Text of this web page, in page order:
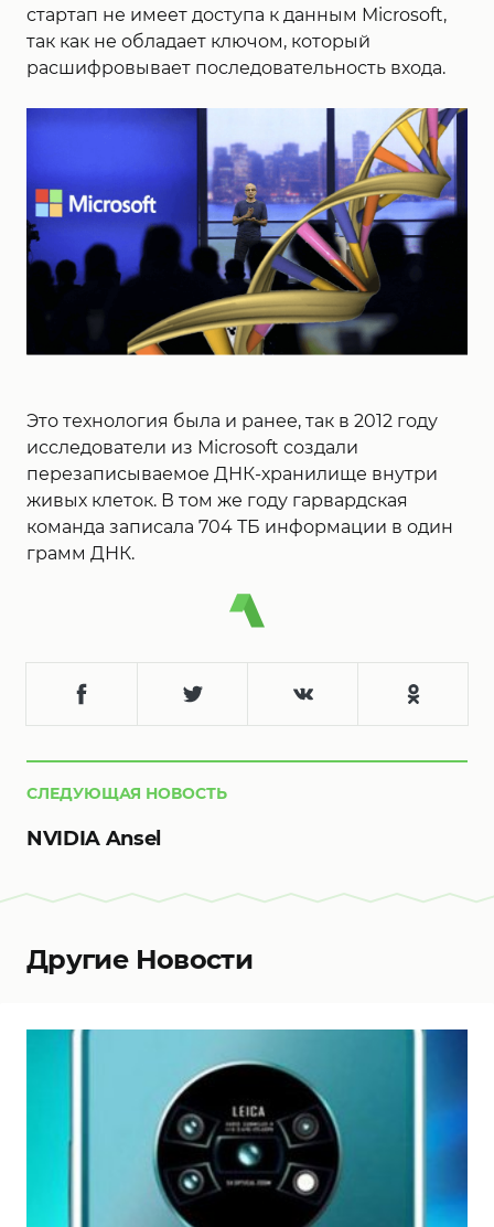
стартап не имеет доступа к данным Microsoft,
так как не обладает ключом, который
расшифровывает последовательность входа.
Это технология была и ранее, так в 2012 году
исследователи из Microsoft создали
перезаписываемое ДНК-хранилище внутри
живых клеток. В том же году гарвардская
команда записала 704 ТБ информации в один
грамм ДНК.
СЛЕДУЮЩАЯ НОВОСТЬ
NVIDIA Ansel
Другие Новости